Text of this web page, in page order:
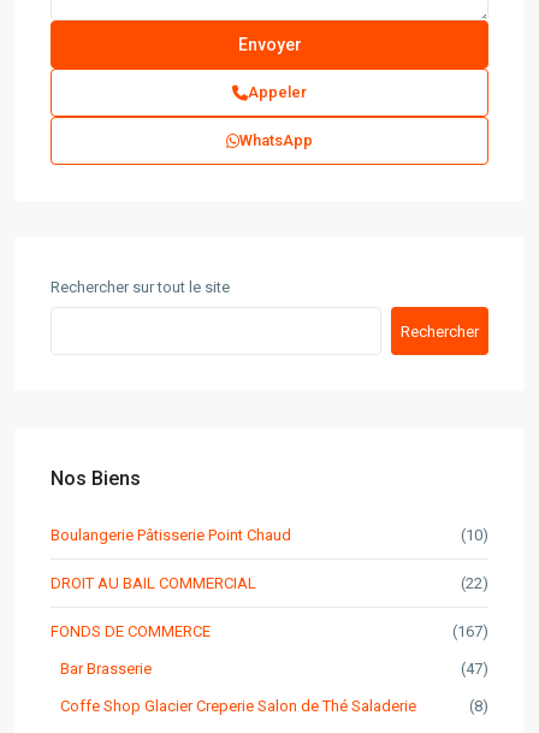
Appeler
WhatsApp
Rechercher sur tout le site
Rechercher
Nos Biens
Boulangerie Pâtisserie Point Chaud (10)
DROIT AU BAIL COMMERCIAL (22)
FONDS DE COMMERCE (167)
Bar Brasserie (47)
Coffe Shop Glacier Creperie Salon de Thé Saladerie (8)